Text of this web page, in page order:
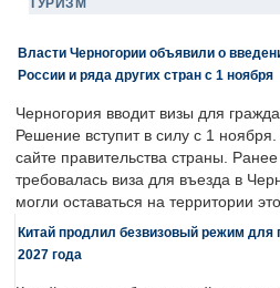
ТУРИЗМ
Власти Черногории объявили о
России и ряда других стран с 1 ноября
Черногория вводит визы для
Решение вступит в силу с 1
сайте правительства страны.
требовалась виза для въезда в
могли оставаться на территории
Китай продлил безвизовый режим для
2027 года